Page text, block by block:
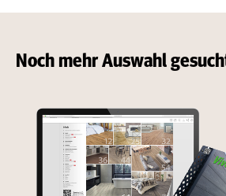
Noch mehr Auswahl